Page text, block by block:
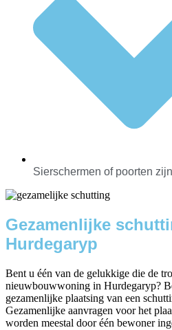
Sierschermen of poorten
Gezamenlijke
Hurdegaryp
Bent u één van de gelukkige die de
nieuwbouwwoning in Hurdegaryp?
gezamenlijke plaatsing van een
Gezamenlijke aanvragen voor het
worden meestal door één bewoner